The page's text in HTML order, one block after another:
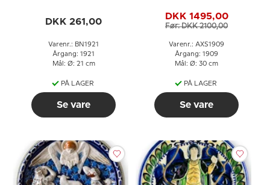
DKK 261,00
Varenr.: BN1921
Årgang: 1921
Mål: Ø: 21 cm
PÅ LAGER
Se vare
DKK 1495,00
Før: DKK 2100,00
Varenr.: AXS1909
Årgang: 1909
Mål: Ø: 30 cm
PÅ LAGER
Se vare